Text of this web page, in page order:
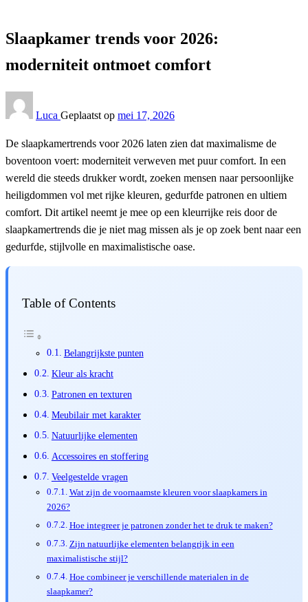
Slaapkamer trends voor 2026:
moderniteit ontmoet comfort
Luca Geplaatst op mei 17, 2026
De slaapkamertrends voor 2026 laten zien dat maximalisme de
boventoon voert: moderniteit verweven met puur comfort. In een
wereld die steeds drukker wordt, zoeken mensen naar persoonlijke
heiligdommen vol met rijke kleuren, gedurfde patronen en ultiem
comfort. Dit artikel neemt je mee op een kleurrijke reis door de
slaapkamertrends die je niet mag missen als je op zoek bent naar een
gedurfde, stijlvolle en maximalistische oase.
Table of Contents
Belangrijkste punten
Kleur als kracht
Patronen en texturen
Meubilair met karakter
Natuurlijke elementen
Accessoires en stoffering
Veelgestelde vragen
Wat zijn de voornaamste kleuren voor slaapkamers in
2026?
Hoe integreer je patronen zonder het te druk te maken?
Zijn natuurlijke elementen belangrijk in een
maximalistische stijl?
Hoe combineer je verschillende materialen in de
slaapkamer?